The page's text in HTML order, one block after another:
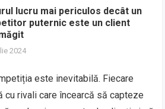
lucru mai periculos decât un
puternic este un client
2024
este inevitabilă. Fiecare
cu rivali care încearcă să capteze